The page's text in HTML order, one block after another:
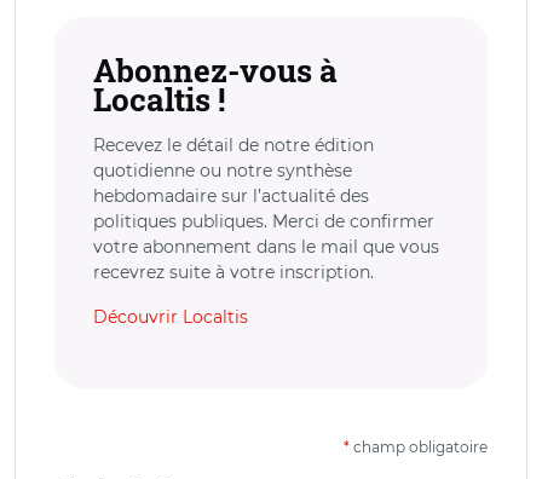
Abonnez-vous à
Localtis !
Recevez le détail de notre édition
quotidienne ou notre synthèse
hebdomadaire sur l’actualité des
politiques publiques. Merci de confirmer
votre abonnement dans le mail que vous
recevrez suite à votre inscription.
Découvrir Localtis
* champ obligatoire